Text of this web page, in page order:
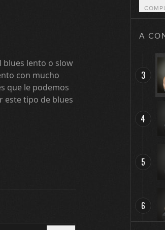
blues lento o slow
con mucho
que le podemos
este tipo de blues
A
2
3
4
5
6